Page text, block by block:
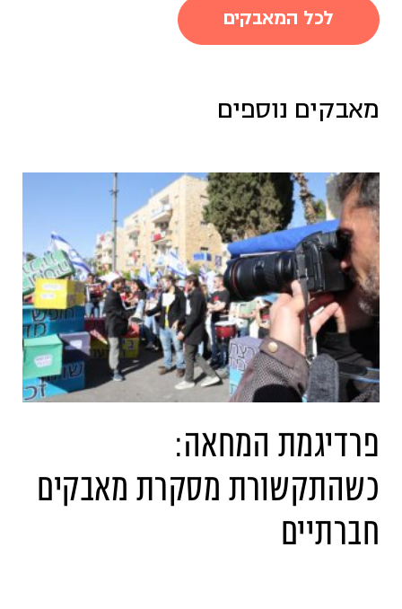
לכל המאבקים
מאבקים נוספים
פרדיגמת המחאה:
כשהתקשורת מסקרת מאבקים
חברתיים